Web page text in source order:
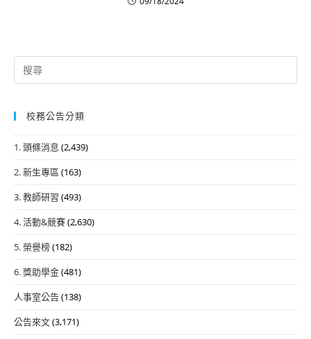
Search
for:
校務公告分類
1. 頭條消息 (2,439)
2. 新生專區 (163)
3. 教師研習 (493)
4. 活動&競賽(2,630)
5. 榮譽榜(182)
6. 獎助學金(481)
人事室公告(138)
公告來文(3,171)